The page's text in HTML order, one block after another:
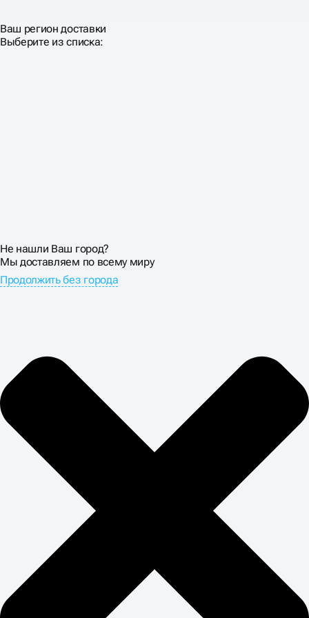
Ваш регион доставки
Выберите из списка:
Не нашли Ваш город?
Мы доставляем по всему миру
Продолжить без города